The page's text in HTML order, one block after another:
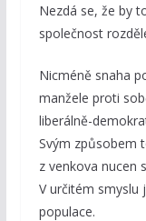
Nezdá se, že by
společnost
Nicméně snaha
manžele proti
liberálně-
Svým způsobem
z venkova nucen
V určitém smyslu
populace.